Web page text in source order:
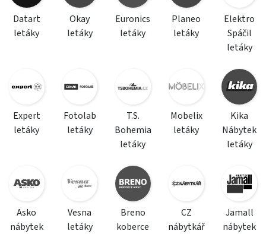
Datart
letáky
Okay
letáky
Euronics
letáky
Planeo
letáky
Elektro
Spáčil
letáky
Expert
letáky
Fotolab
letáky
T.S.
Bohemia
letáky
Mobelix
letáky
Kika
Nábytek
letáky
Asko
nábytek
Vesna
letáky
Breno
koberce
CZ
nábytkář
Jamall
nábytek